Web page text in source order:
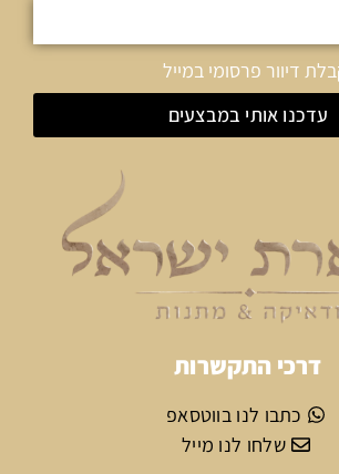
דיוור פרסומי במייל
עדכנו אותי במבצעים
דרכי התקשרות
כתבו לנו בווטסאפ
שלחו לנו מייל